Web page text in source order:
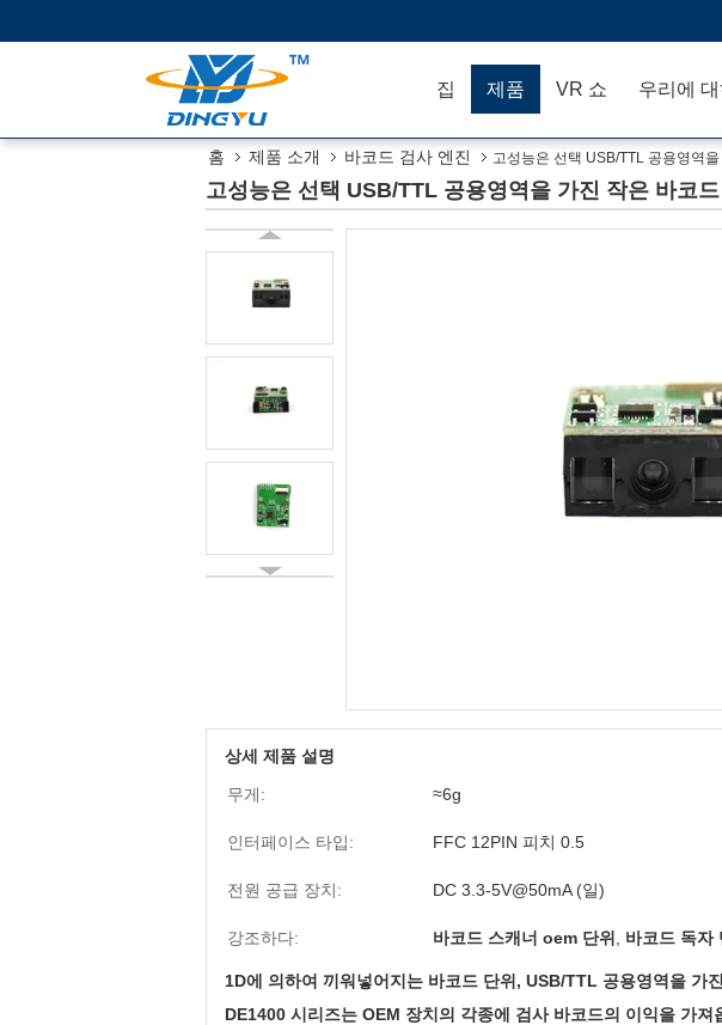
집 제품 VR 쇼 우리에 대
홈 제품 소개 바코드 검사 엔진 고성능은 선택 USB/TTL 공용영역
고성능은 선택 USB/TTL 공용영역을 가진 작은 바코
상세 제품 설명
무게:
≈6g
인터페이스 타입: FFC 12PIN 피치 0.5
전원 공급 장치: DC 3.3-5V@50mA (일)
강조하다: 바코드 스캐너 oem 단위 바코드 독자
1D에 의하여 끼워넣어지는 바코드 단위, USB/TTL 공용영역을 가
DE1400 시리즈는 OEM 장치의 각종에 검사 바코드의 이익을 가져